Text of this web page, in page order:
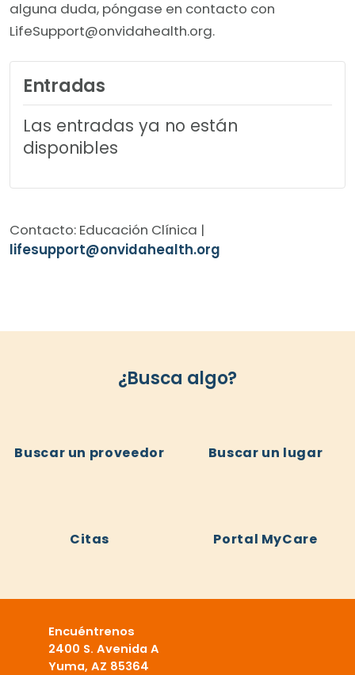
alguna duda, póngase en contacto con
LifeSupport@onvidahealth.org.
Entradas
Las entradas ya no están
disponibles
Contacto: Educación Clínica |
lifesupport@onvidahealth.org
¿Busca algo?
Buscar un proveedor Buscar un lugar
Citas Portal MyCare
Encuéntrenos
2400 S. Avenida A
Yuma, AZ 85364